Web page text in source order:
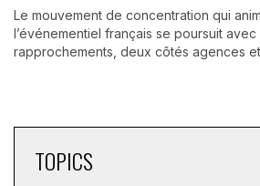
Le mouvement de concentration qui
l’événementiel français se poursuit avec
rapprochements, deux côtés agences
TOPICS